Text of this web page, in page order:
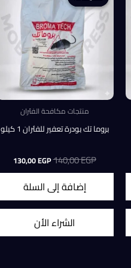
منتجات مكافحة الفئران
بروما تك بودرة تعفير للفئران 1 كيلو
140,00EGP السعر
الأصلي
هو:
140,00 EGP.
130,00EGP
هو:
إضافة إلى السلة
الشراء الأن